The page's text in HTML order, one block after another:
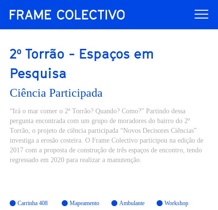
2º Torrão - Espaços em
Pesquisa
Ciência Participada
“Irá o mar comer o 2º Torrão? Quando? Como?” Partindo dessa
pergunta encontrada com um grupo de moradores do bairro do 2º
Torrão, o projeto de ciência participada “Novos Decisores Ciências”
investiga a erosão costeira. O Frame Colectivo participou na edição de
2017 com a proposta de construção de três espaços de encontro, tendo
regressado em 2020 para realizar a manutenção.
Carrinha 408 Mapeamento Ambulante Workshop